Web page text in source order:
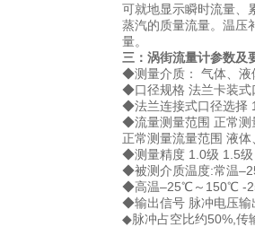
可就地显示瞬时流量、
蒸汽的质量流量。温压
量。
三： 涡街流量计参数及
◆测量介质： 气体、液
◆口径规格 法兰卡装式
◆法兰连接式口径选择
◆流量测量范围 正常测
正常测量流量范围 液
◆测量精度 1.0级 1.5级
◆被测介质温度:常温
◆高温–25℃～150℃ -
◆输出信号 脉冲电压输
◆脉冲占空比约50%,传